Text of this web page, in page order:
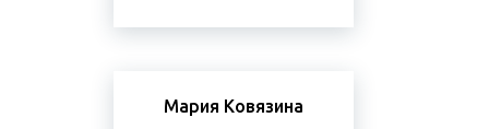
Мария Ковязина